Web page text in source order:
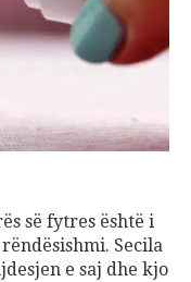
së fytres është i
Secila
e saj dhe kjo